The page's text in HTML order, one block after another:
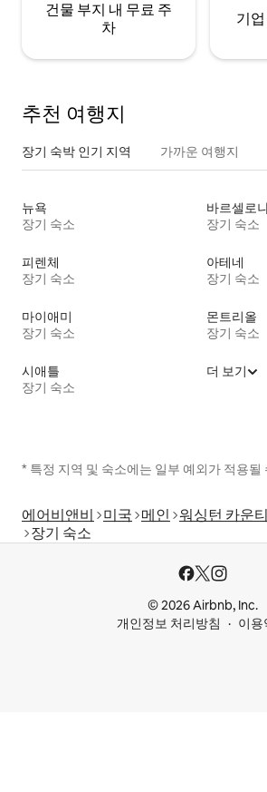
건물 부지 내 무료 주
차
기
추천 여행지
장기 숙박 인기 지역 가까운 여행지
뉴욕
장기 숙소
바르셀로
장기 숙소
피렌체
장기 숙소
아테네
장기 숙소
마이애미
장기 숙소
몬트리올
장기 숙소
시애틀
장기 숙소
더 보기
* 특정 지역 및 숙소에는 일부 예외가 적용될
에어비앤비 미국 메인 워싱턴 카운티
장기 숙소
© 2026 Airbnb, Inc.
개인정보 처리방침
이용